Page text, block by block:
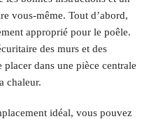
vous-même. Tout d’abord,
approprié pour le poêle.
des murs et des
dans une pièce centrale
chaleur.
idéal, vous pouvez